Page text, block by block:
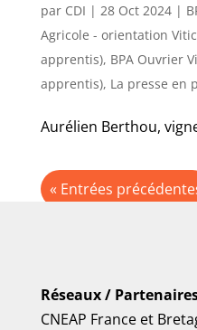
par CDI | 28 Oct 2024|
Agricole - orientation
apprentis), BPA Ouvrier
apprentis), La presse en
Aurélien Berthou,
« Entrées
Réseaux /
CNEAP Franceet